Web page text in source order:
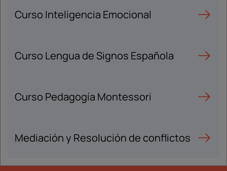
Curso Inteligencia Emocional
Curso Lengua de Signos Española
Curso Pedagogía Montessori
Mediación y Resolución de conflictos